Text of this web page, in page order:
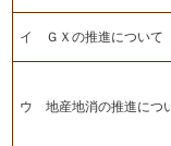
イ ＧＸの推進について
ウ 地産地消の推進につ